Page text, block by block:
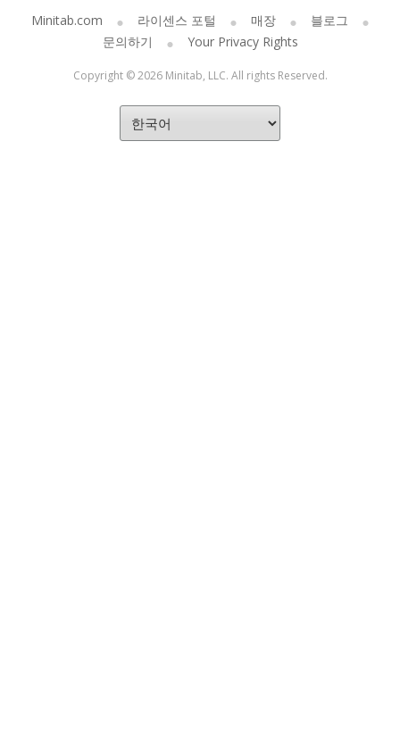
Minitab.com 라이센스 포털 매장
블로그
문의하기
Your Privacy Rights
Copyright © 2026 Minitab, LLC. All rights Reserved.